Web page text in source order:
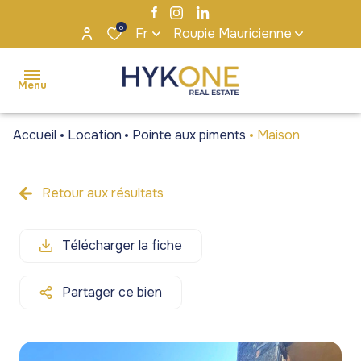
0 Fr Roupie Mauricienne
Menu
ventes
Maisons
Appartements
Bureaux et
Maisons
Appartements
Bureaux et
agence
Accueil Location Pointe aux piments Maison
Retour aux résultats
Télécharger la fiche
Partager ce bien